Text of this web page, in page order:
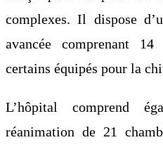
complexes. Il dispose
avancée comprenant
certains équipés pour la
L’hôpital comprend
réanimation de 21